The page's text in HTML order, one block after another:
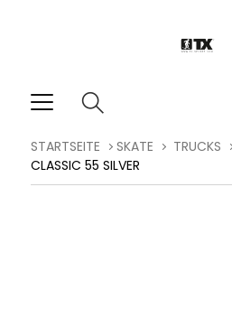
STARTSEITE SKATE TRUCKS
CLASSIC 55 SILVER